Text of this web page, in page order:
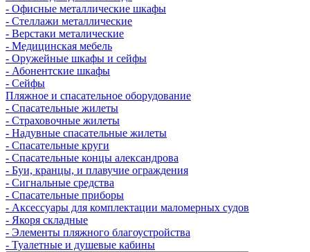
- Офисные металлические шкафы
- Стеллажи металлические
- Верстаки металические
- Медицинская мебель
- Оружейные шкафы и сейфы
- Абонентские шкафы
- Сейфы
Пляжное и спасательное оборудование
- Спасательные жилеты
- Страховочные жилеты
- Надувные спасательные жилеты
- Спасательные круги
- Спасательные концы александрова
- Буи, кранцы, и плавучие ограждения
- Сигнальные средства
- Спасательные приборы
- Аксессуары для комплектации маломерных судов
- Якоря складные
- Элементы пляжного благоустройства
- Туалетные и душевые кабины